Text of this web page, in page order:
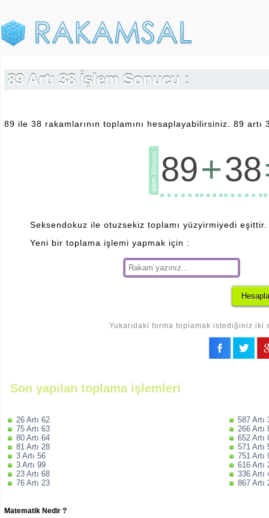
89 Artı 38 İşlem Sonucu :
89 ile 38 rakamlarının toplamını hesaplayabilirsiniz. 89
89+38
Seksendokuz ile otuzsekiz toplamı yüzyirmiyedi eşittir.
Yeni bir toplama işlemi yapmak için :
Yukarıdaki forma toplamak istediğiniz iki
Son yapılan toplama işlemleri
26 Artı 62
75 Artı 63
80 Artı 64
81 Artı 28
3 Artı 56
3 Artı 99
23 Artı 68
76 Artı 23
587 Artı
266 Artı
652 Artı
571 Artı
751 Artı
616 Artı
336 Artı
867 Artı
Matematik Nedir ?